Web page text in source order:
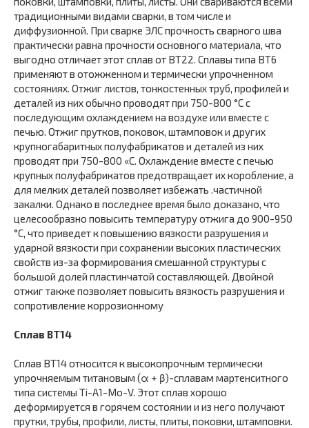
традиционными видами сварки, в том числе и
диффузионной. При сварке ЭЛС прочность сварного шва
практически равна прочности основного материала, что
выгодно отличает этот сплав от ВТ22. Сплавы типа ВТ6
применяют в отожженном и термически упрочненном
состояниях. Отжиг листов, тонкостенных труб, профилей и
деталей из них обычно проводят при 750-800 °С с
последующим охлаждением на воздухе или вместе с
печью. Отжиг прутков, поковок, штамповок и других
крупногабаритных полуфабрикатов и деталей из них
проводят при 750-800 «С. Охлаждение вместе с печью
крупных полуфабрикатов предотвращает их коробление, а
для мелких деталей позволяет избежать .частичной
закалки. Однако в последнее время было доказано, что
целесообразно повысить температуру отжига до 900-950
°С, что приведет к повышению вязкости разрушения и
ударной вязкости при сохранении высоких пластических
свойств из-за формирования смешанной структуры с
большой долей пластинчатой составляющей. Двойной
отжиг также позволяет повысить вязкость разрушения и
сопротивление коррозионному
Сплав ВТ14
Сплав ВТ14 относится к высокопрочным термически
упрочняемым титановым (α + β)-сплавам мартенситного
типа системы Ti-A1-Мо-V. Этот сплав хорошо
деформируется в горячем состоянии и из него получают
прутки, трубы, профили, листы, плиты, поковки, штамповки.